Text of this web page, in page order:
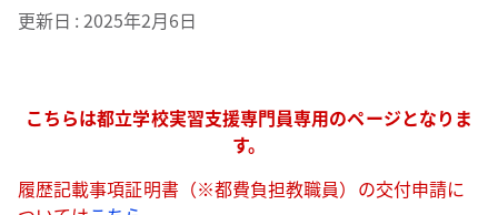
更新日 2025年2月6日
こちらは都立学校実習支援専門員専用のページとなりま
す。
履歴記載事項証明書（※都費負担教職員）の交付申請に